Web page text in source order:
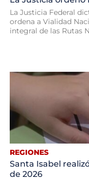
La Justicia Federal
ordena a Vialidad
integral de las Rutas
REGIONES
Santa Isabel
de 2026